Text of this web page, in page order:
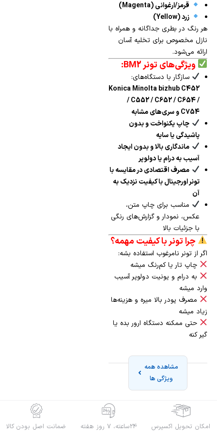
قرمز/ارغوانی (Magenta)
زرد (Yellow)
هر رنگ در بطری جداگانه و همراه با
نازل مخصوص برای تخلیه آسان
ارائه می‌شود.
ویژگی‌های تونر BM2:
سازگار با دستگاه‌های:
Konica Minolta bizhub C452
/ C552 / C652 / C654 /
C754 و سری‌های مشابه
چاپ یکنواخت و بدون
پاشیدگی یا سایه
ماندگاری بالا و بدون ایجاد
آسیب به درام یا دولوپر
مصرف اقتصادی در مقایسه با
تونر اورجینال با کیفیت نزدیک به
آن
مناسب برای چاپ متن،
عکس، نمودار و گزارش‌های رنگی
با جزئیات بالا
چرا تونر با کیفیت مهمه؟
اگر از تونر نامرغوب استفاده بشه:
چاپ تار یا کم‌رنگ میشه
به درام و یونیت دولوپر آسیب
وارد میشه
مصرف پودر بالا میره و هزینه‌ها
زیاد میشه
حتی ممکنه دستگاه ارور بده یا
گیر کنه
مشاهده همه
ویژگی ها
امکان تحویل اکسپرس 24ساعته، 7 روز هفته ضمانت اصل بودن کالا